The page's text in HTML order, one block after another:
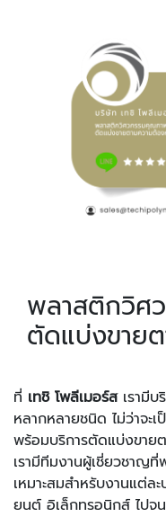
พลาสติกวิศ
ตัดแบ่งขาย
ที่ เทชิ โพลีเมอร์สเรามีบ
หลากหลายชนิด ไม่ว่าจะ
พร้อมบริการตัดแบ่งขาย
เรามีทีมงานผู้เชี่ยวชาญที่
เหมาะสมสำหรับงานแต่ล
ยนต์ อิเล็กทรอนิกส์ ไปจ